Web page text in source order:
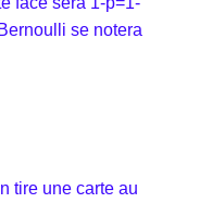
se notera
tire une carte au